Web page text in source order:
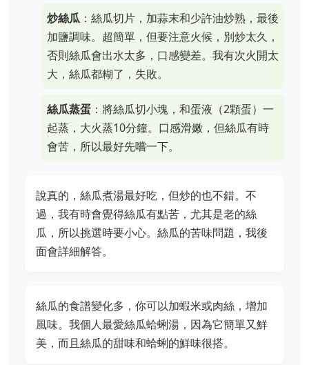
炒絲瓜 ：絲瓜切片，加蒜末和少許油炒熟，最後
加鹽調味。超簡單，但要注意火候，別炒太久，
否則絲瓜會出水太多，口感變差。我有次火開太
大，絲瓜都糊了，失敗。
絲瓜蒸蛋 ：將絲瓜切小塊，和蛋液（2顆蛋）一
起蒸，大火蒸10分鐘。口感滑嫩，但絲瓜有時
會苦，所以最好先嚐一下。
說真的，絲瓜煮湯最好吃，但炒的也不錯。不
過，我有時會覺得絲瓜有點苦，尤其是老的絲
瓜，所以挑選時要小心。絲瓜的苦味問題，我後
面會詳細解答。
絲瓜的食譜變化多，你可以加蝦米或肉絲，增加
風味。我個人最愛絲瓜蛤蜊湯，因為它簡單又鮮
美，而且絲瓜的甜味和蛤蜊的鮮味很搭。